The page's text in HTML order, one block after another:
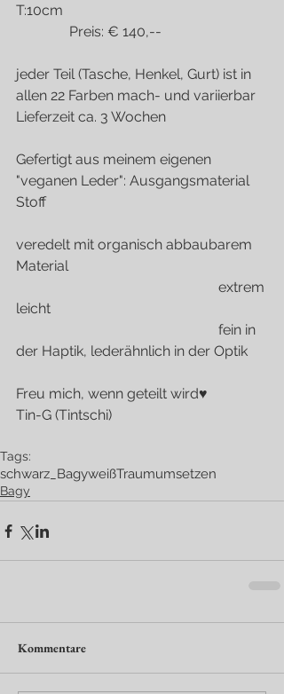
T:10cm
               Preis: € 140,--
jeder Teil (Tasche, Henkel, Gurt) ist in
allen 22 Farben mach- und variierbar
Lieferzeit ca. 3 Wochen
Gefertigt aus meinem eigenen
"veganen Leder": Ausgangsmaterial
Stoff
veredelt mit organisch abbaubarem
Material
leicht
der Haptik, lederähnlich in der Optik
Freu mich, wenn geteilt wird♥
Tin-G (Tintschi)
Tags:
schwarz _BagyweißTraumumsetzen
Bagy
Kommentare